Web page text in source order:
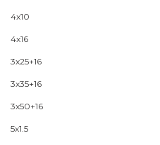
4x10
4x16
3x25+16
3x35+16
3x50+16
5x1.5